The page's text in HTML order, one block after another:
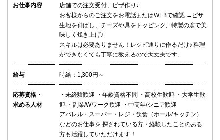
お仕事内容
店舗での注文受付、ピザ作り♪
お客様からのご注文をお電話またはWEBで確認 →ピザ
生地を伸ばし、チーズや具をトッピング、特製の窯で美
味しく焼き上げ♪
スキルは必要ありません！レシピ通りに作るだけ♪ 料理
ができなくても丁寧に教えるので大丈夫です。
給与 時給：1,300円～
応募資格・
求める人材
・未経験歓迎 ・年齢資格不問 ・高校生歓迎 ・大学生歓
迎 ・副業/Wワーク歓迎 ・中高年/シニア歓迎
アパレル・スーパー・レジ・飲食（ホール/キッチン）
などのお仕事を 探されている方・経験したことのある
方も活躍していただけます！